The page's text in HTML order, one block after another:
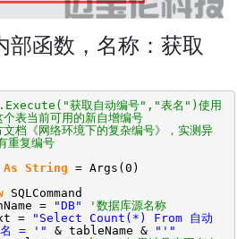
部函数，名称：获取
获取自动编号","表名")使用
表当前可用的新自增编号
档《网络环境下的复杂编号》，实测异
重复编号
As String = Args(0)
SQLCommand
=
"DB"
'数据库源名称
=
"Select Count(*) From 自动
名 = '"
& tableName &
"'"